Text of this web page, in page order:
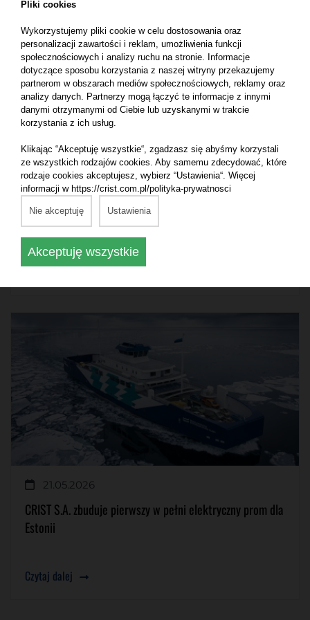
9.06.2026
CRIST rozpoczyna budowę bloku dla kolejnego
wycieczkowca klasy Icon
Czytaj dalej
21.05.2026
CRIST S.A. zbuduje pierwszy w pełni elektryczny prom dla
Estonii
Czytaj dalej
Pliki cookies
Wykorzystujemy pliki cookie w celu dostosowania oraz
personalizacji zawartości i reklam, umożliwienia funkcji
społecznościowych i analizy ruchu na stronie. Informacje
dotyczące sposobu korzystania z naszej witryny przekazujemy
partnerom w obszarach mediów społecznościowych, reklamy oraz
analizy danych. Partnerzy mogą łączyć te informacje z innymi
danymi otrzymanymi od Ciebie lub uzyskanymi w trakcie
korzystania z ich usług.
Klikając “Akceptuję wszystkie“, zgadzasz się abyśmy korzystali
ze wszystkich rodzajów cookies. Aby samemu zdecydować, które
rodzaje cookies akceptujesz, wybierz “Ustawienia“. Więcej
informacji w https://crist.com.pl/polityka-prywatnosci
Nie akceptuję Ustawienia
Akceptuję wszystkie